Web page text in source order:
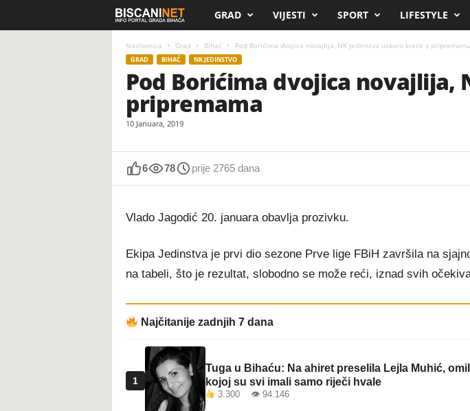
i
c
n
n
GRAD VIJESTI SPORT LIFESTYLE
Naslovnica Grad Bihać Pod Borićima dvojica novajlija, NK Jedinstvo uskoro kreće s pripremama
GRAD BIHAĆ NK JEDINSTVO
Pod Borićima dvojica novajlija,
pripremama
10 Januara, 2019
6 78 prije 2765 dana
Vlado Jagodić 20. januara obavlja prozivku.
Ekipa Jedinstva je prvi dio sezone Prve lige FBiH završila na
na tabeli, što je rezultat, slobodno se može reći, iznad svih
Najčitanije zadnjih 7 dana
1
Tuga u Bihaću: Na ahiret preselila Lejla Muhić,
kojoj su svi imali samo riječi hvale
3.300 👁 94.146